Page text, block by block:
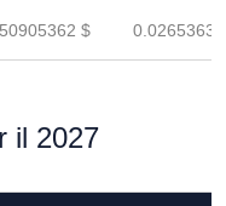
$
il 2027